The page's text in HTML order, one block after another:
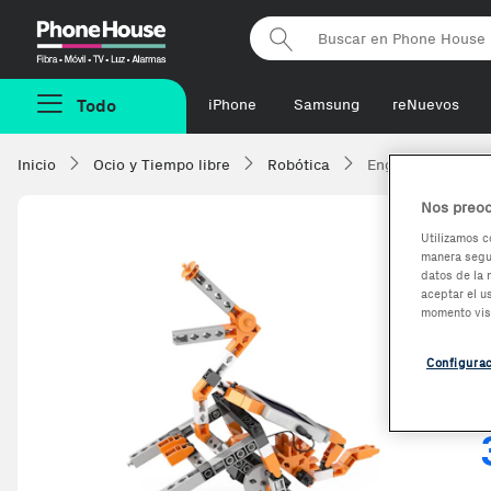
Phonehouse
Todo iPhone Samsung reNuevos
Inicio Ocio y Tiempo libre Robótica Engino Toys
Nos
Utilizamos
manera
datos de la
aceptar el
momento